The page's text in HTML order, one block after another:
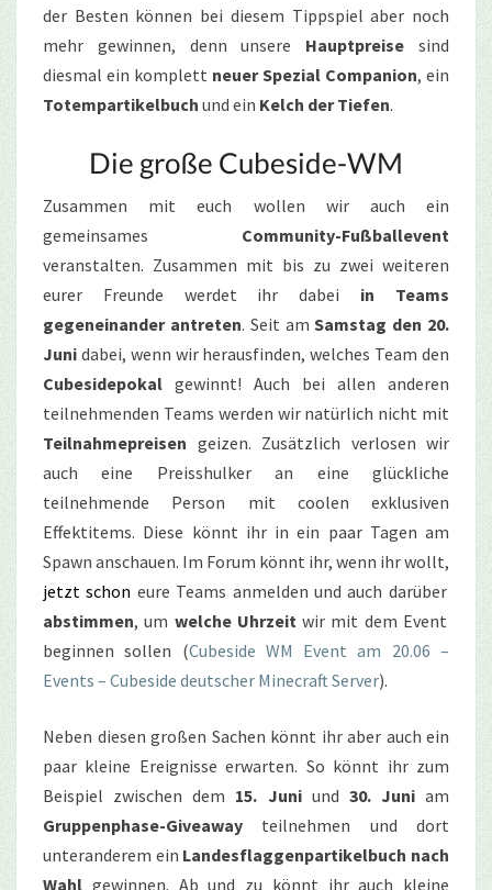
der Besten können bei diesem Tippspiel aber noch
mehr gewinnen, denn unsere Hauptpreise sind
diesmal ein komplett neuer Spezial Companion, ein
Totempartikelbuch und ein Kelch der Tiefen.
Die große Cubeside-WM
Zusammen mit euch wollen wir auch ein
gemeinsames Community-Fußballevent
veranstalten. Zusammen mit bis zu zwei weiteren
eurer Freunde werdet ihr dabei in Teams
gegeneinander antreten. Seit amSamstag den 20.
Juni dabei, wenn wir herausfinden, welches Team den
Cubesidepokal gewinnt! Auch bei allen anderen
teilnehmenden Teams werden wir natürlich nicht mit
Teilnahmepreisen geizen. Zusätzlich verlosen wir
auch eine Preisshulker an eine glückliche
teilnehmende Person mit coolen exklusiven
Effektitems. Diese könnt ihr in ein paar Tagen am
Spawn anschauen. Im Forum könnt ihr, wenn ihr wollt,
jetzt schon eure Teams anmelden und auch darüber
abstimmen, um welche Uhrzeitwir mit dem Event
beginnen sollen (Cubeside WM Event am 20.06 –
Events – Cubeside deutscher Minecraft Server).
Neben diesen großen Sachen könnt ihr aber auch ein
paar kleine Ereignisse erwarten. So könnt ihr zum
Beispiel zwischen dem 15. Juniund 30. Juniam
Gruppenphase-Giveaway teilnehmen und dort
unteranderem ein Landesflaggenpartikelbuch nach
Wahl gewinnen. Ab und zu könnt ihr auch kleine